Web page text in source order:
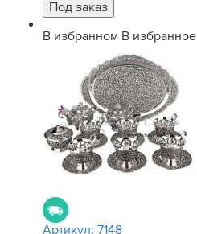
В избранном В избранное
Артикул: 7148